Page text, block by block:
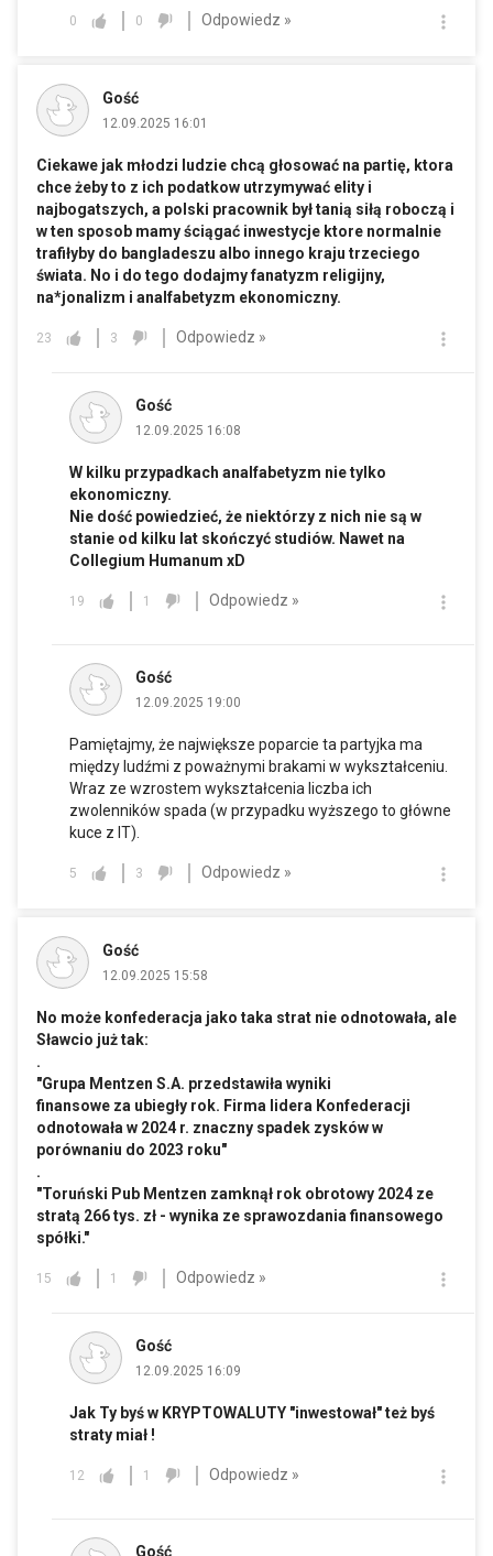
0 0 Odpowiedz »
Gość
12.09.2025 16:01
Ciekawe jak młodzi ludzie chcą głosować na partię, ktora
chce żeby to z ich podatkow utrzymywać elity i
najbogatszych, a polski pracownik był tanią siłą roboczą i
w ten sposob mamy ściągać inwestycje ktore normalnie
trafiłyby do bangladeszu albo innego kraju trzeciego
świata. No i do tego dodajmy fanatyzm religijny,
na*jonalizm i analfabetyzm ekonomiczny.
23 3 Odpowiedz »
Gość
12.09.2025 16:08
W kilku przypadkach analfabetyzm nie tylko
ekonomiczny.
Nie dość powiedzieć, że niektórzy z nich nie są w
stanie od kilku lat skończyć studiów. Nawet na
Collegium Humanum xD
19 1 Odpowiedz »
Gość
12.09.2025 19:00
Pamiętajmy, że największe poparcie ta partyjka ma
między ludźmi z poważnymi brakami w wykształceniu.
Wraz ze wzrostem wykształcenia liczba ich
zwolenników spada (w przypadku wyższego to główne
kuce z IT).
5 3 Odpowiedz »
Gość
12.09.2025 15:58
No może konfederacja jako taka strat nie odnotowała, ale
Sławcio już tak:
.
"Grupa Mentzen S.A. przedstawiła wyniki
finansowe za ubiegły rok. Firma lidera Konfederacji
odnotowała w 2024 r. znaczny spadek zysków w
porównaniu do 2023 roku"
.
"Toruński Pub Mentzen zamknął rok obrotowy 2024 ze
stratą 266 tys. zł - wynika ze sprawozdania finansowego
spółki."
15 1 Odpowiedz »
Gość
12.09.2025 16:09
Jak Ty byś w KRYPTOWALUTY "inwestował" też byś
straty miał !
12 1 Odpowiedz »
Gość